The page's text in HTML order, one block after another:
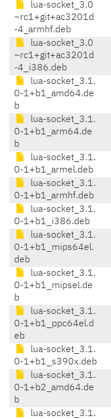
lua-socket_3.0
~rc1+git+ac3201d
-4_armhf.deb
lua-socket_3.0
~rc1+git+ac3201d
-4_i386.deb
lua-socket_3.1.
0-1+b1_amd64.de
b
lua-socket_3.1.
0-1+b1_arm64.de
b
lua-socket_3.1.
0-1+b1_armel.deb
lua-socket_3.1.
0-1+b1_armhf.deb
lua-socket_3.1.
0-1+b1_i386.deb
lua-socket_3.1.
0-1+b1_mips64el.
deb
lua-socket_3.1.
0-1+b1_mipsel.de
b
lua-socket_3.1.
0-1+b1_ppc64el.d
eb
lua-socket_3.1.
0-1+b1_s390x.deb
lua-socket_3.1.
0-1+b2_amd64.de
b
lua-socket_3.1.